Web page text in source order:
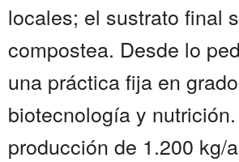
locales; el sustrato final
compostea. Desde lo
una práctica fija en
biotecnología y
producción de 1.200 kg/